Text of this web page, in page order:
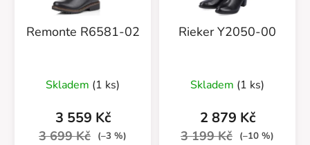
Remonte R6581-02
Skladem (1 ks)
3 559 Kč
3 699 Kč (–3 %)
Rieker Y2050-00
Skladem (1 ks)
2 879 Kč
3 199 Kč (–10 %)